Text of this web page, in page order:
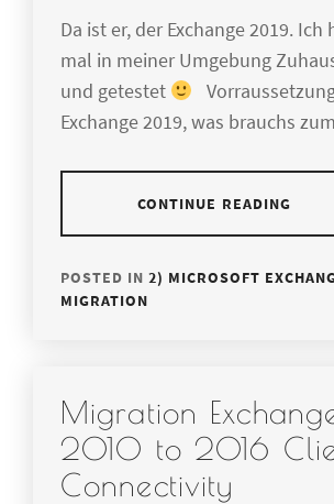
Da ist er, der Exchange 2019. Ich
mal in meiner Umgebung
und getestet
Exchange 2019, was brauchs zum
CONTINUE READING
POSTED IN 2) MICROSOFT
MIGRATION
Migration
2010 to 2016
Connectivity